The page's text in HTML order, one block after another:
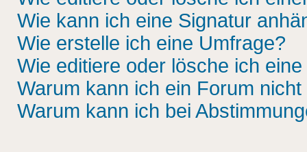
Wie kann ich eine Signatur
Wie erstelle ich eine Umfrage?
Wie editiere oder lösche ich
Warum kann ich ein Forum
Warum kann ich bei